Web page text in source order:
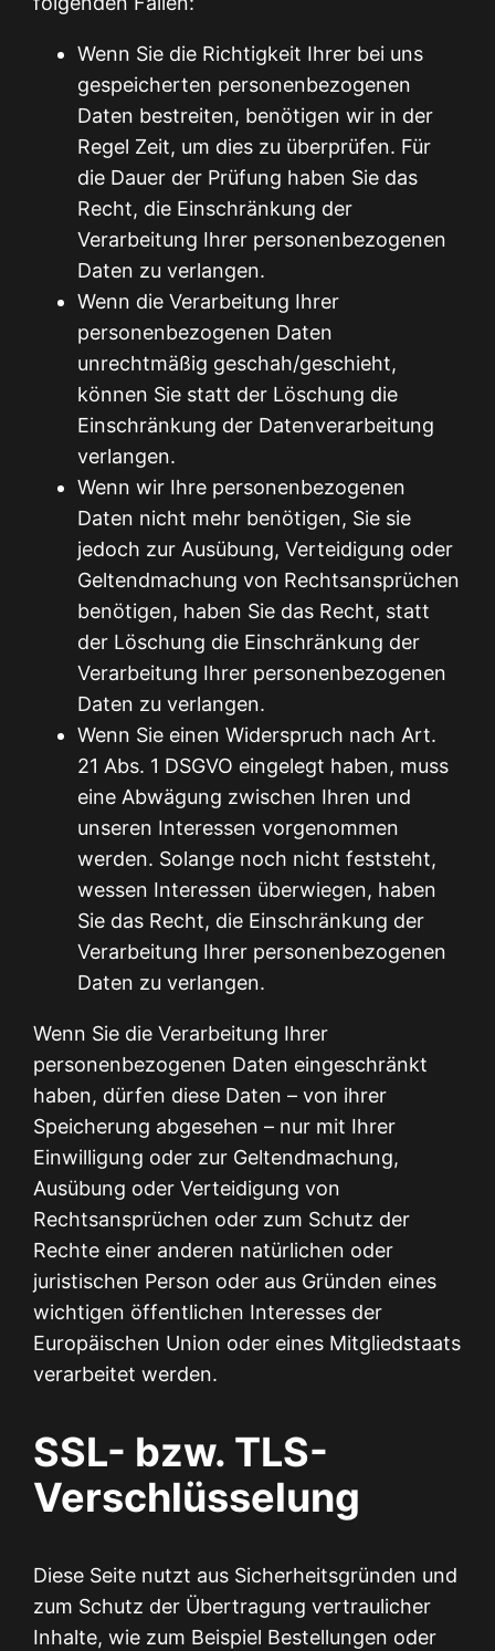
Wenn Sie die Richtigkeit Ihrer bei uns
gespeicherten personenbezogenen
Daten bestreiten, benötigen wir in der
Regel Zeit, um dies zu überprüfen. Für
die Dauer der Prüfung haben Sie das
Recht, die Einschränkung der
Verarbeitung Ihrer personenbezogenen
Daten zu verlangen.
Wenn die Verarbeitung Ihrer
personenbezogenen Daten
unrechtmäßig geschah/geschieht,
können Sie statt der Löschung die
Einschränkung der Datenverarbeitung
verlangen.
Wenn wir Ihre personenbezogenen
Daten nicht mehr benötigen, Sie sie
jedoch zur Ausübung, Verteidigung oder
Geltendmachung von Rechtsansprüchen
benötigen, haben Sie das Recht, statt
der Löschung die Einschränkung der
Verarbeitung Ihrer personenbezogenen
Daten zu verlangen.
Wenn Sie einen Widerspruch nach Art.
21 Abs. 1 DSGVO eingelegt haben, muss
eine Abwägung zwischen Ihren und
unseren Interessen vorgenommen
werden. Solange noch nicht feststeht,
wessen Interessen überwiegen, haben
Sie das Recht, die Einschränkung der
Verarbeitung Ihrer personenbezogenen
Daten zu verlangen.
Wenn Sie die Verarbeitung Ihrer
personenbezogenen Daten eingeschränkt
haben, dürfen diese Daten – von ihrer
Speicherung abgesehen – nur mit Ihrer
Einwilligung oder zur Geltendmachung,
Ausübung oder Verteidigung von
Rechtsansprüchen oder zum Schutz der
Rechte einer anderen natürlichen oder
juristischen Person oder aus Gründen eines
wichtigen öffentlichen Interesses der
Europäischen Union oder eines Mitgliedstaats
verarbeitet werden.
SSL- bzw. TLS-
Verschlüsselung
Diese Seite nutzt aus Sicherheitsgründen und
zum Schutz der Übertragung vertraulicher
Inhalte, wie zum Beispiel Bestellungen oder